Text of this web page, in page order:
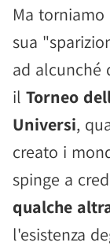
Ma
sua
ad alcunché
il Torneo
Universi,
creato i
spinge a
qualche
l'esistenza